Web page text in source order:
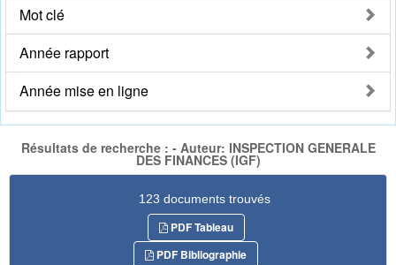
Mot clé
Année rapport
Année mise en ligne
Résultats de recherche : - Auteur: INSPECTION GENERALE
DES FINANCES (IGF)
123 documents trouvés
PDF Tableau
PDF Bibliographie